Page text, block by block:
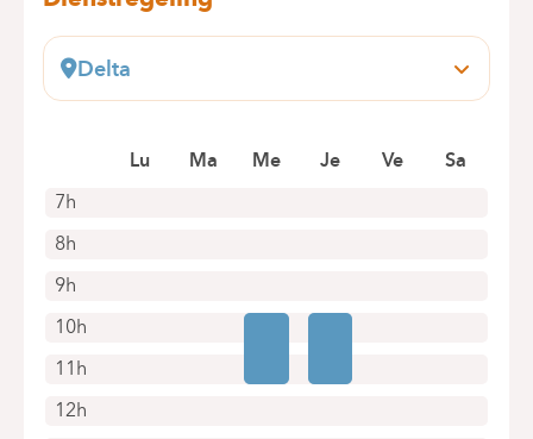
Delta
Boulevard du Triomphe, 201
+32 2 434 81 17
Alleen telefonische afspraken
7h
8h
9h
10h
11h
12h
Lu Ma Me Je Ve Sa